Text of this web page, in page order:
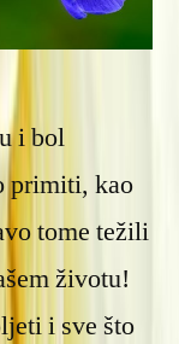
i bol
primiti, kao
tome težili
životu!
i sve što